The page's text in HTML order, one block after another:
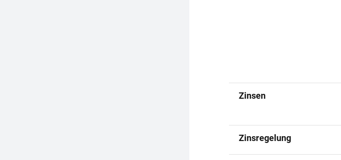
Zinsen
Zinsregelung